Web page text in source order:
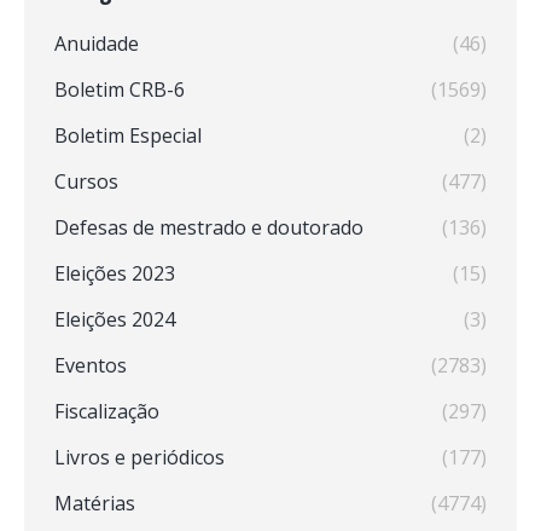
Anuidade
(46)
Boletim CRB-6
(1569)
Boletim Especial
(2)
Cursos
(477)
Defesas de mestrado e doutorado
(136)
Eleições 2023
(15)
Eleições 2024
(3)
Eventos
(2783)
Fiscalização
(297)
Livros e periódicos
(177)
Matérias
(4774)